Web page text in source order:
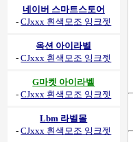
네이버 스마트스토어
-CJxxx 흰색모조 잉크젯
옥션 아이라벨
-CJxxx 흰색모조 잉크젯
G마켓 아이라벨
-CJxxx 흰색모조 잉크젯
Lbm 라벨몰
-CJxxx 흰색모조 잉크젯